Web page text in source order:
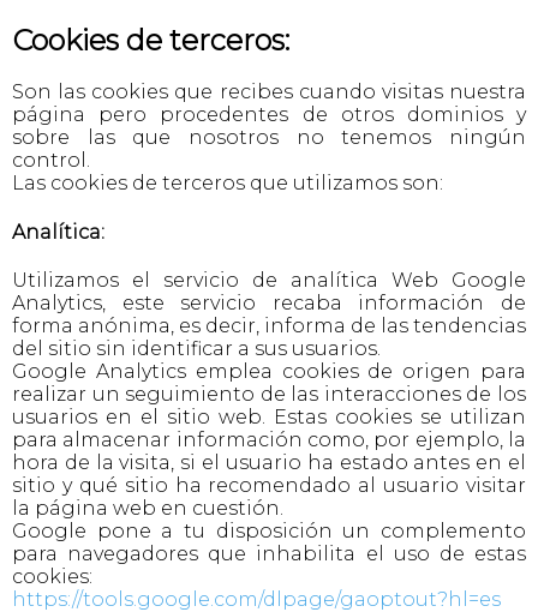
Cookies de terceros:
Son las cookies que recibes cuando visitas nuestra
página pero procedentes de otros dominios y
sobre las que nosotros no tenemos ningún
control.
Las cookies de terceros que utilizamos son:
Analítica:
Utilizamos el servicio de analítica Web Google
Analytics, este servicio recaba información de
forma anónima, es decir, informa de las tendencias
del sitio sin identificar a sus usuarios.
Google Analytics emplea cookies de origen para
realizar un seguimiento de las interacciones de los
usuarios en el sitio web. Estas cookies se utilizan
para almacenar información como, por ejemplo, la
hora de la visita, si el usuario ha estado antes en el
sitio y qué sitio ha recomendado al usuario visitar
la página web en cuestión.
Google pone a tu disposición un complemento
para navegadores que inhabilita el uso de estas
cookies:
https://tools.google.com/dlpage/gaoptout?hl=es